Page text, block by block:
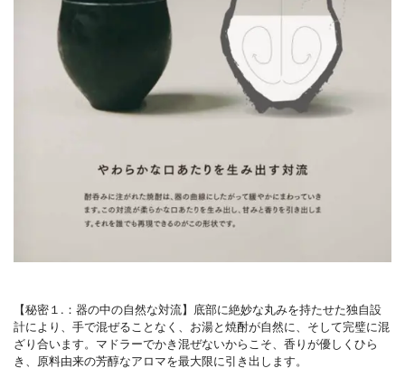
【秘密１.：器の中の自然な対流】底部に絶妙な丸みを持たせた独自設
計により、手で混ぜることなく、お湯と焼酎が自然に、そして完璧に混
ざり合います。マドラーでかき混ぜないからこそ、香りが優しくひら
き、原料由来の芳醇なアロマを最大限に引き出します。